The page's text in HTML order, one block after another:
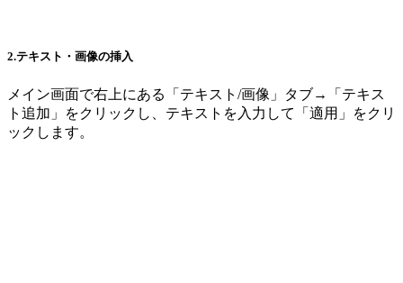
2.テキスト・画像の挿入
メイン画面で右上にある「テキスト/画像」タブ→「テキス
ト追加」をクリックし、テキストを入力して「適用」をクリ
ックします。